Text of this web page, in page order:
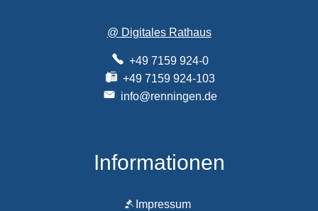
@ Digitales Rathaus
+49 7159 924-0
+49 7159 924-103
info@renningen.de
Informationen
Impressum